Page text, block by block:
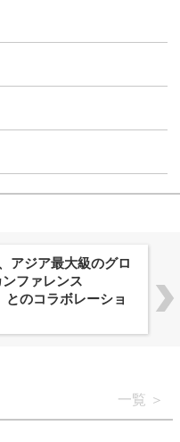
アジア最大級のグロ
ファレンス
とのコラボレーショ
一覧